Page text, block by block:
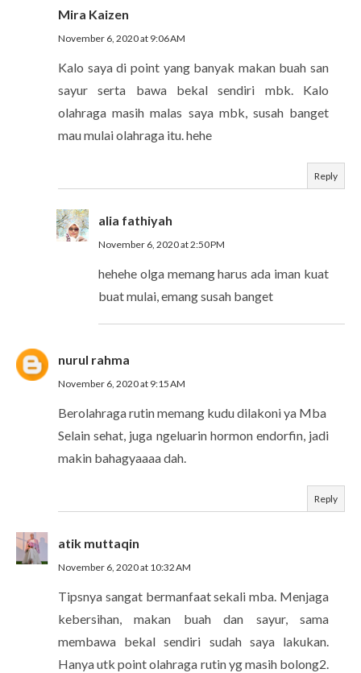
Mira Kaizen
November 6, 2020 at 9:06 AM
Kalo saya di point yang banyak makan buah san
sayur serta bawa bekal sendiri mbk. Kalo
olahraga masih malas saya mbk, susah banget
mau mulai olahraga itu. hehe
Reply
alia fathiyah
November 6, 2020 at 2:50 PM
hehehe olga memang harus ada iman kuat
buat mulai, emang susah banget
nurul rahma
November 6, 2020 at 9:15 AM
Berolahraga rutin memang kudu dilakoni ya Mba
Selain sehat, juga ngeluarin hormon endorfin, jadi
makin bahagyaaaa dah.
Reply
atik muttaqin
November 6, 2020 at 10:32 AM
Tipsnya sangat bermanfaat sekali mba. Menjaga
kebersihan, makan buah dan sayur, sama
membawa bekal sendiri sudah saya lakukan.
Hanya utk point olahraga rutin yg masih bolong2.